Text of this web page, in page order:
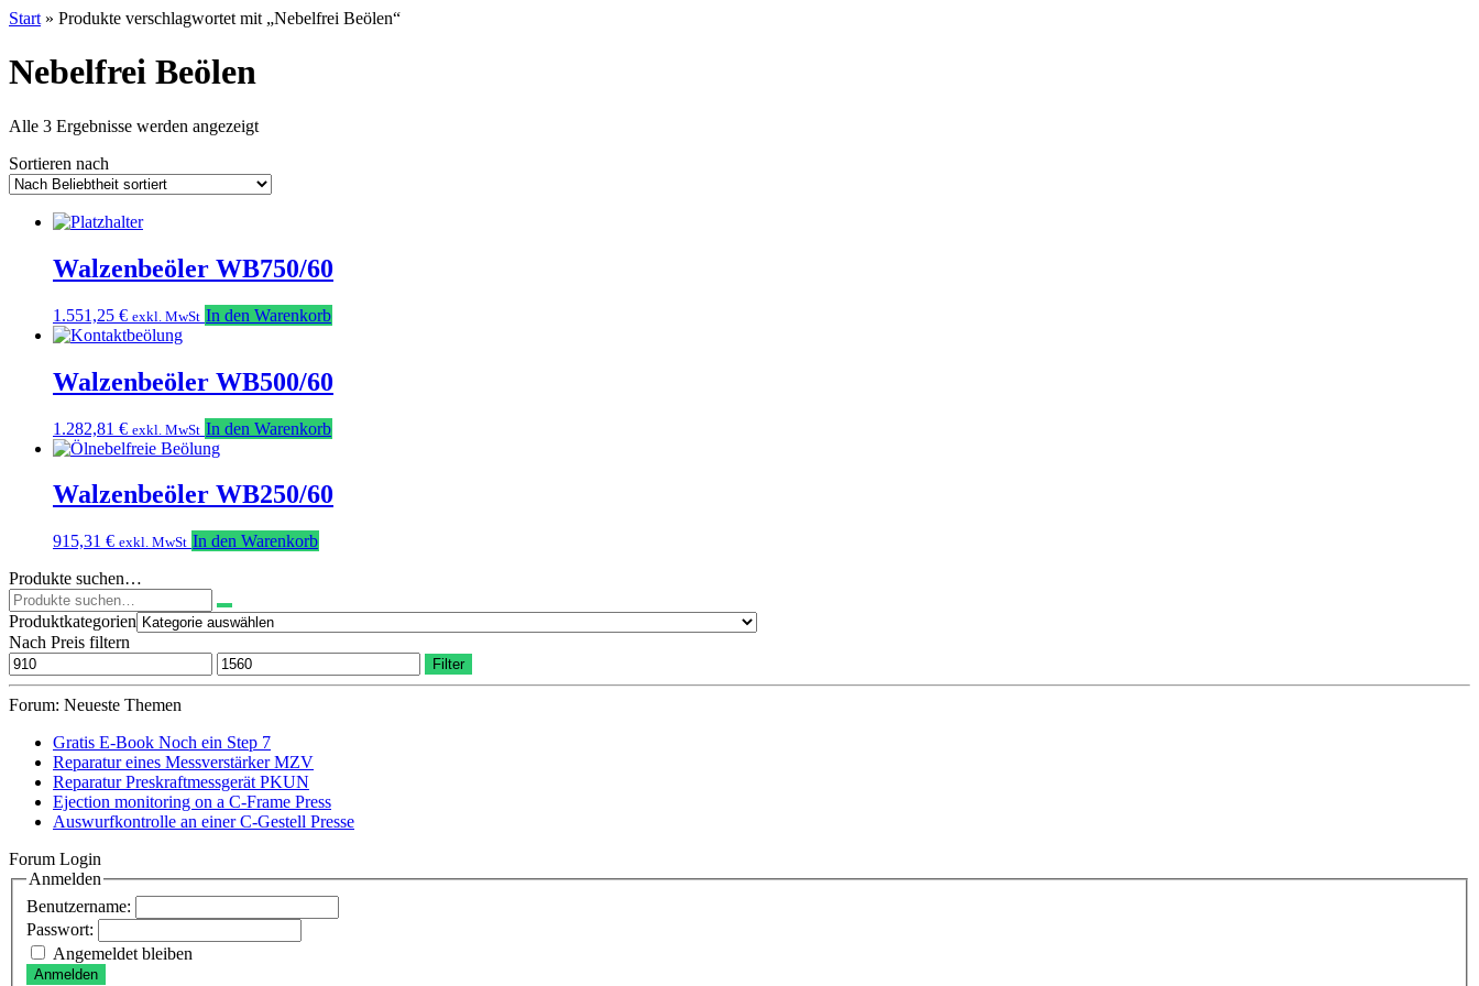
Start » Produkte verschlagwortet mit „Nebelfrei Beölen“
Nebelfrei Beölen
Alle 3 Ergebnisse werden angezeigtNach
Sortieren nach
Walzenbeöler WB750/60
1.551,25 € exkl. MwSt In den Warenkorb
Walzenbeöler WB500/60
1.282,81 € exkl. MwSt In den Warenkorb
Walzenbeöler WB250/60
915,31 € exkl. MwSt In den Warenkorb
Produkte suchen…
Suchen
nach:
Produktkategorien
Nach Preis filtern
Min.
Preis
Max.
Preis
Filter
Forum: Neueste Themen
Gratis E-Book Noch ein Step 7
Reparatur eines Messverstärker MZV
Reparatur Preskraftmessgerät PKUN
Ejection monitoring on a C-Frame Press
Auswurfkontrolle an einer C-Gestell Presse
Forum Login
Anmelden
Benutzername:
Passwort:
Angemeldet bleiben
Anmelden